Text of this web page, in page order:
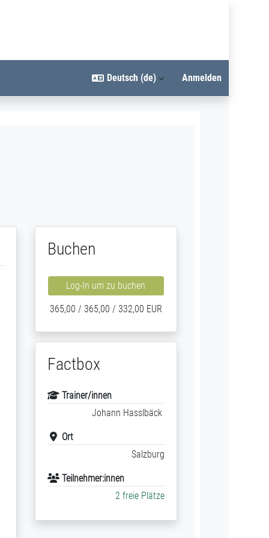
Deutsch ‎(de)‎ Anmelden
Buchen
Log-In um zu buchen
365,00 / 365,00 / 332,00 EUR
Factbox
Trainer/innen
Johann Hasslbäck
Ort
Salzburg
Teilnehmer:innen
2 freie Plätze